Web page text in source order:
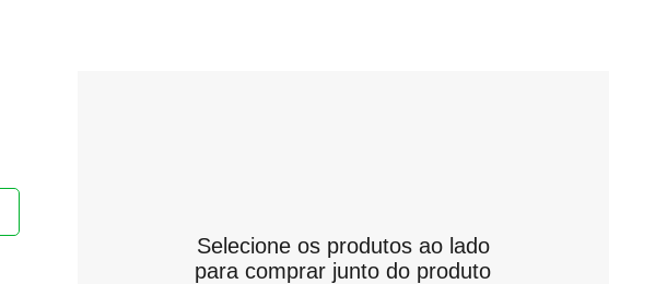
Selecione os produtos ao lado
para comprar junto do produto